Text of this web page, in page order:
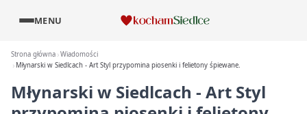
MENU
Strona główna Wiadomości
Młynarski w Siedlcach - Art Styl przypomina piosenki i felietony śpiewane.
Młynarski w Siedlcach - Art Styl